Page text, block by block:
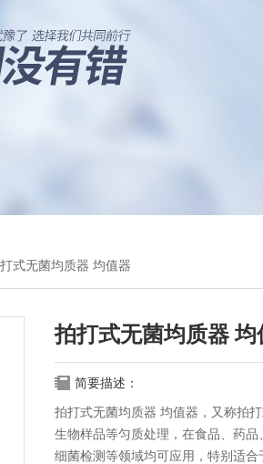
式无菌均质器 均值器
拍打式无菌均质器 均
简要描述：
拍打式无菌均质器 均值器，又称拍
生物样品等匀质处理，在食品、药
细菌检测等领域均可应用，特别适合